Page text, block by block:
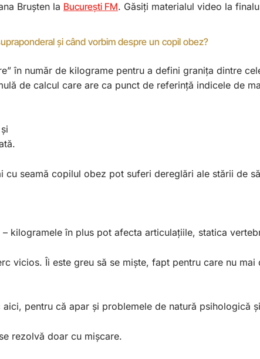
Brușten la București FM. Găsiți materialul video la
și când vorbim despre un copil obez?
în număr de kilograme pentru a defini granița dintre
de calcul care are ca punct de referință indicele de
cu seamă copilul obez pot suferi dereglări ale stării de
kilogramele în plus pot afecta articulațiile, statica
vicios. Îi este greu să se miște, fapt pentru care nu
pentru că apar și problemele de natură psihologică
rezolvă doar cu mișcare.